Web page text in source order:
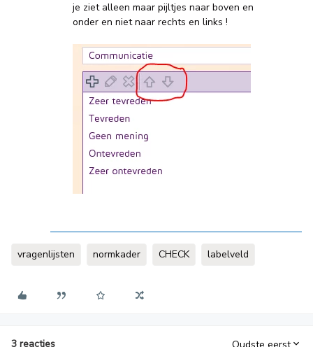
je ziet alleen maar pijltjes naar boven en
onder en niet naar rechts en links !
vragenlijsten normkader CHECK labelveld
3 reacties Oudste eerst